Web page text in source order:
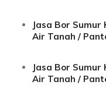
Jasa Bor
Air Tanah /
Jasa Bor
Air Tanah /